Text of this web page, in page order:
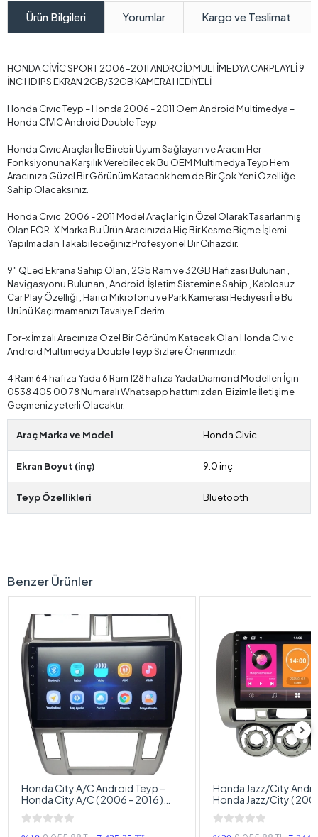
Ürün Bilgileri Yorumlar Kargo ve Teslimat
HONDA CİVİC SPORT 2006-2011 ANDROİD MULTİMEDYA CARPLAYLİ 9
İNC HD IPS EKRAN 2GB/32GB KAMERA HEDİYELİ
Honda Cıvıc Teyp – Honda 2006 - 2011 Oem Android Multimedya –
Honda CIVIC Android Double Teyp
Honda Cıvıc Araçlar İle Birebir Uyum Sağlayan ve Aracın Her
Fonksiyonuna Karşılık Verebilecek Bu OEM Multimedya Teyp Hem
Aracınıza Güzel Bir Görünüm Katacak hem de Bir Çok Yeni Özelliğe
Sahip Olacaksınız.
Honda Cıvıc 2006 - 2011 Model Araçlar İçin Özel Olarak Tasarlanmış
Olan FOR-X Marka Bu Ürün Aracınızda Hiç Bir Kesme Biçme İşlemi
Yapılmadan Takabileceğiniz Profesyonel Bir Cihazdır.
9″ QLed Ekrana Sahip Olan , 2Gb Ram ve 32GB Hafızası Bulunan ,
Navigasyonu Bulunan , Android İşletim Sistemine Sahip , Kablosuz
Car Play Özelliği , Harici Mikrofonu ve Park Kamerası Hediyesi İle Bu
Ürünü Kaçırmamanızı Tavsiye Ederim.
For-x İmzalı Aracınıza Özel Bir Görünüm Katacak Olan Honda Cıvıc
Android Multimedya Double Teyp Sizlere Önerimizdir.
4 Ram 64 hafıza Yada 6 Ram 128 hafıza Yada Diamond Modelleri İçin
0538 405 00 78 Numaralı Whatsapp hattımızdan Bizimle İletişime
Geçmeniz yeterli Olacaktır.
Araç Marka ve Model Honda Civic
Ekran Boyut (inç) 9.0 inç
Teyp Özellikleri Bluetooth
Benzer Ürünler
Honda City A/C Android Teyp –
Honda City A/C ( 2006 - 2016 )
Oem Android Multimedya – Honda
City A/C Android Double Teyp
Honda Jazz/City
Honda Jazz/City (
Oem Android
Jazz/City Android